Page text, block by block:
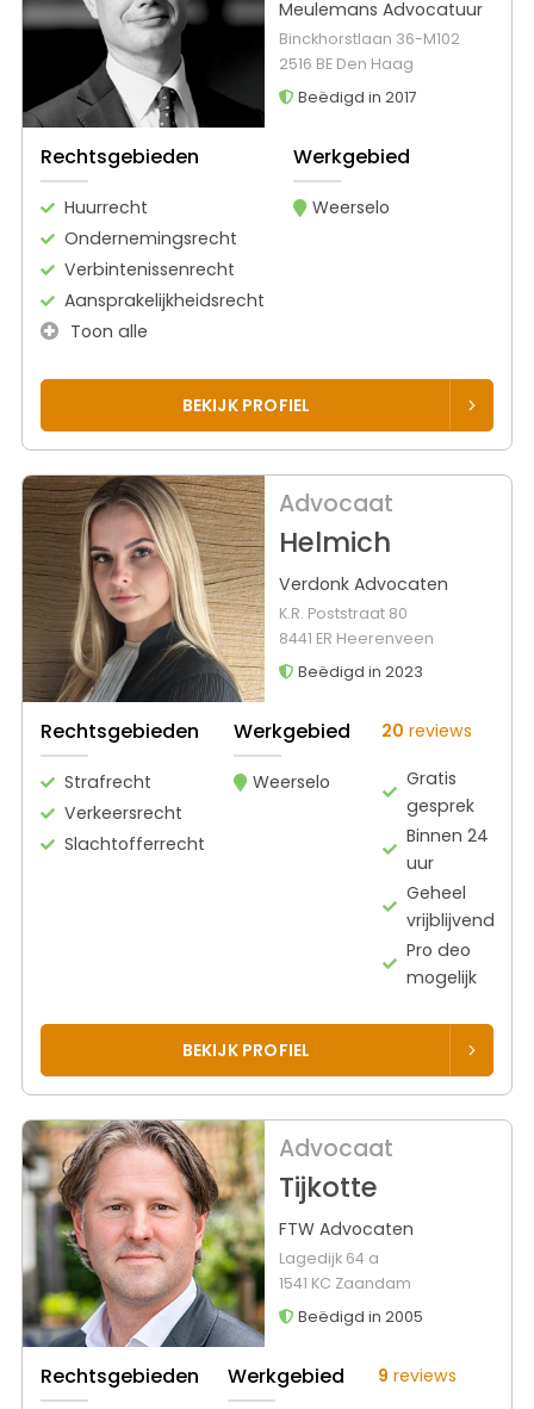
Meulemans Advocatuur
Binckhorstlaan 36-M102
2516 BE Den Haag
Beëdigd in 2017
Rechtsgebieden
Huurrecht
Ondernemingsrecht
Verbintenissenrecht
Aansprakelijkheidsrecht
Toon alle
Werkgebied
Weerselo
BEKIJK PROFIEL
Advocaat
Helmich
Verdonk Advocaten
K.R. Poststraat 80
8441 ER Heerenveen
Beëdigd in 2023
Rechtsgebieden
Strafrecht
Verkeersrecht
Slachtofferrecht
Werkgebied
Weerselo
20 reviews
Gratis
gesprek
Binnen 24
uur
Geheel
vrijblijvend
Pro deo
mogelijk
BEKIJK PROFIEL
Advocaat
Tijkotte
FTW Advocaten
Lagedijk 64 a
1541 KC Zaandam
Beëdigd in 2005
Rechtsgebieden Werkgebied 9 reviews